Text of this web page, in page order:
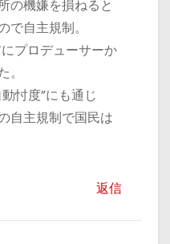
の機嫌を損ねると
で自主規制。
プロデューサーか
忖度”にも通じ
自主規制で国民は
返信